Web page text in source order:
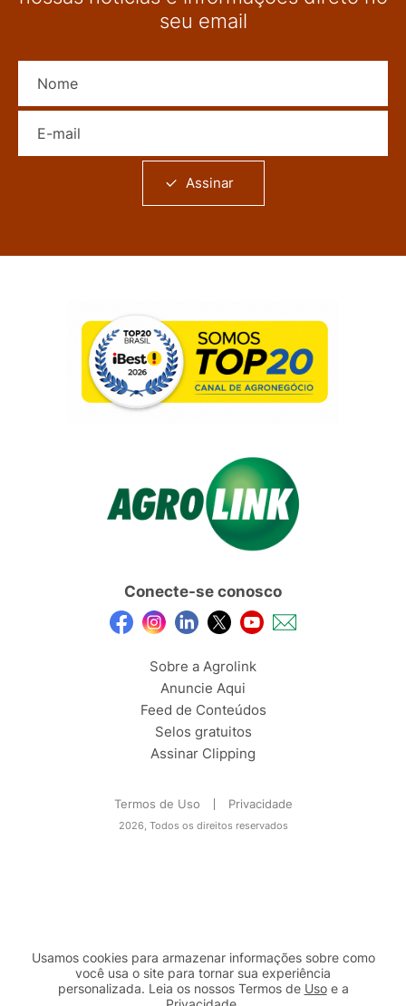
seu email
Assinar
Conecte-se conosco
Sobre a Agrolink
Anuncie Aqui
Feed de Conteúdos
Selos gratuitos
Assinar Clipping
Termos de Uso Privacidade
2026, Todos os direitos reservados
Usamos cookies para armazenar informações sobre como
você usa o site para tornar sua experiência
personalizada. Leia os nossos Termos de Usoe a